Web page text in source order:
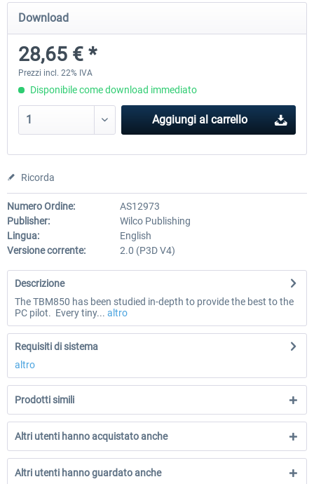
Airbus Bundle
53,65 € *
iFly Jets-The 737NG for
Download
28,65 € *
Prezzi incl. 22% IVA
Disponibile come download immediato
Aggiungi al carrello
Ricorda
Numero Ordine:
AS12973
Publisher:
Wilco Publishing
Lingua:
English
Versione corrente:
2.0 (P3D V4)
Descrizione
The TBM850 has been studied in-depth to provide the best to the
PC pilot. Every tiny... altro
Requisiti di sistema
altro
Prodotti simili
Altri utenti hanno acquistato anche
Altri utenti hanno guardato anche